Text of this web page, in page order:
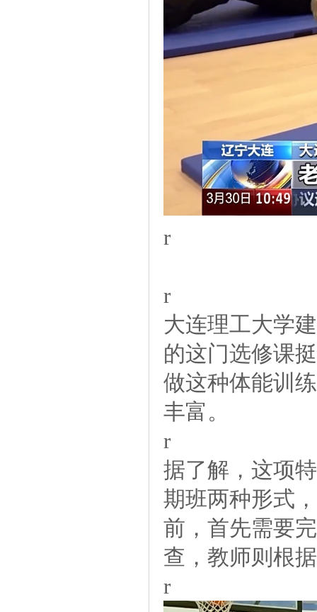
r
r
大连理工大学
的这门选修课
做这种体能训
丰富。
r
据了解，这项
期班两种形式
前，首先需要
查，教师则根
r